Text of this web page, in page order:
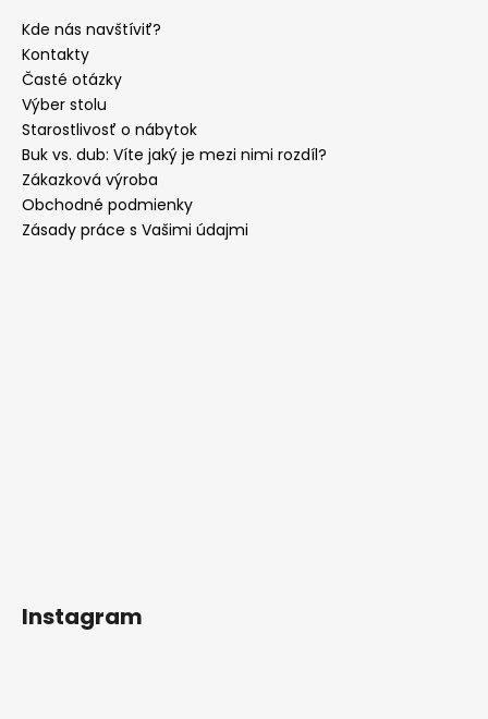
Kde nás navštíviť?
Kontakty
Časté otázky
Výber stolu
Starostlivosť o nábytok
Buk vs. dub: Víte jaký je mezi nimi rozdíl?
Zákazková výroba
Obchodné podmienky
Zásady práce s Vašimi údajmi
Instagram